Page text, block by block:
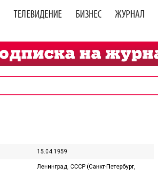
ТЕЛЕВИДЕНИЕ БИЗНЕС ЖУРНАЛ
15.04.1959
Ленинград, СССР (Санкт-Петербург,